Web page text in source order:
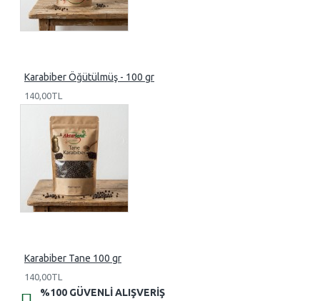
Karabiber Öğütülmüş - 100 gr
140,00TL
Karabiber Tane 100 gr
140,00TL
%100 GÜVENLI ALIŞVERIŞ